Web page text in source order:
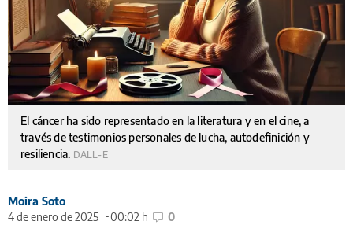
El cáncer ha sido representado en la literatura y en el cine, a
través de testimonios personales de lucha, autodefinición y
resiliencia. DALL-E
Moira Soto
4 de enero de 2025
00:02 h 0